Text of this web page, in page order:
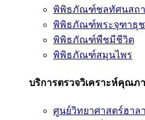
พิพิธภัณฑ์ชลทัศนสถ
พิพิธภัณฑ์พระจุฑาธุช
พิพิธภัณฑ์พืชมีชีวิต
พิพิธภัณฑ์สมุนไพร
บริการตรวจวิเคราะห์คุณภ
ศูนย์วิทยาศาสตร์ฮาล